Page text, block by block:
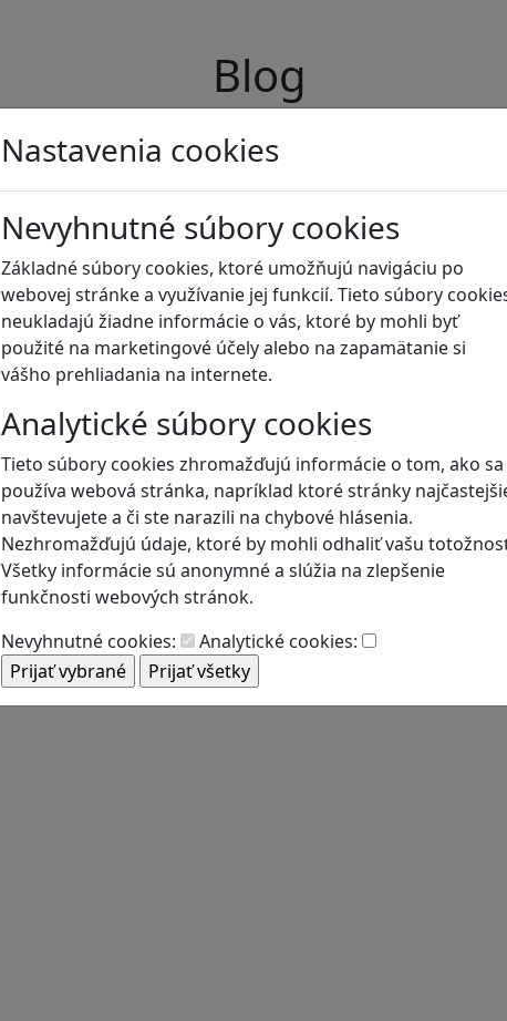
Nastavenia cookies
Nevyhnutné súbory cookies
Základné súbory cookies, ktoré umožňujú navigáciu po
webovej stránke a využívanie jej funkcií. Tieto súbory
neukladajú žiadne informácie o vás, ktoré by mohli byť
použité na marketingové účely alebo na zapamätanie si
vášho prehliadania na internete.
Analytické súbory cookies
Tieto súbory cookies zhromažďujú informácie o tom, ako sa
používa webová stránka, napríklad ktoré stránky
navštevujete a či ste narazili na chybové hlásenia.
Nezhromažďujú údaje, ktoré by mohli odhaliť vašu
Všetky informácie sú anonymné a slúžia na zlepšenie
funkčnosti webových stránok.
Nevyhnutné cookies:
Analytické cookies:
Blog